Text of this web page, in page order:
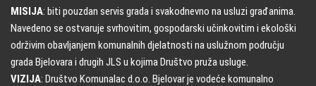
MISIJA: biti pouzdan servis grada i svakodnevno na usluzi građanima.
Navedeno se ostvaruje svrhovitim, gospodarski učinkovitim i ekološki
održivim obavljanjem komunalnih djelatnosti na uslužnom području
grada Bjelovara i drugih JLS u kojima Društvo pruža usluge.
VIZIJA: Društvo Komunalac d.o.o. Bjelovar je vodeće komunalno